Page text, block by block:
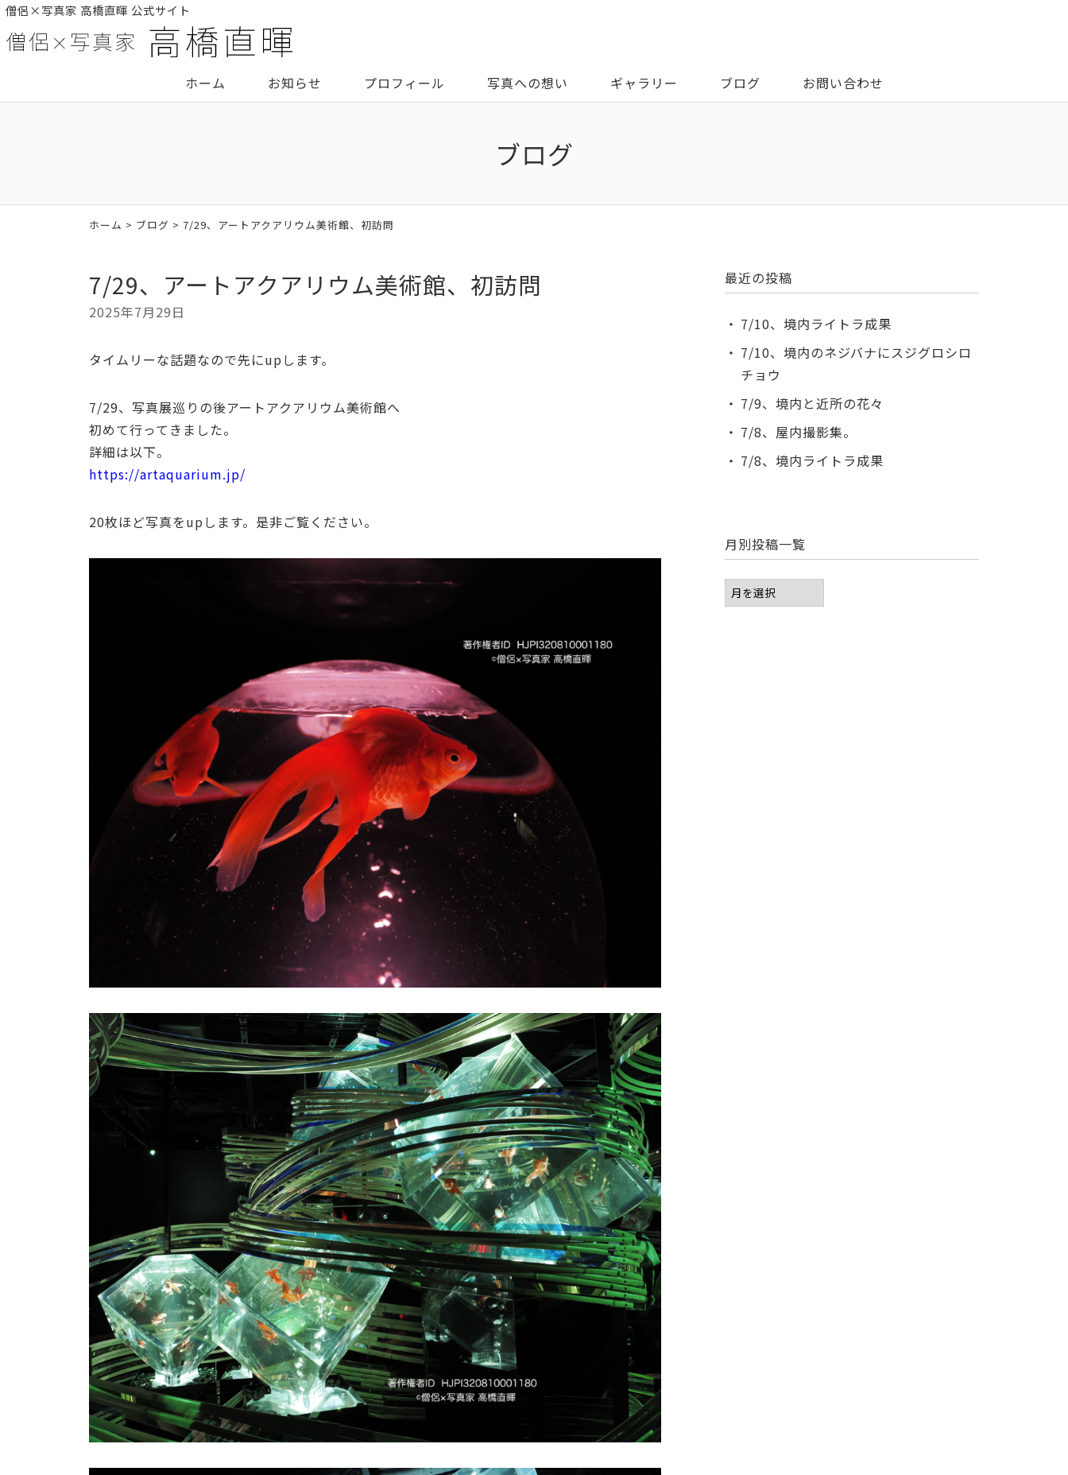
僧侶×写真家 高橋直暉 公式サイト
ホーム お知らせ プロフィール 写真への想い ギャラリー ブログ お問い合わせ
ブログ
ホーム > ブログ > 7/29、アートアクアリウム美術館、初訪問
7/29、アートアクアリウム美術館、初訪問
2025年7月29日
タイムリーな話題なので先にupします。
7/29、写真展巡りの後アートアクアリウム美術館へ
初めて行ってきました。
詳細は以下。
https://artaquarium.jp/
20枚ほど写真をupします。是非ご覧ください。
最近の投稿
7/10、境内ライトラ成果
7/10、境内のネジバナにスジグロシロ
チョウ
7/9、境内と近所の花々
7/8、屋内撮影集。
7/8、境内ライトラ成果
月別投稿一覧